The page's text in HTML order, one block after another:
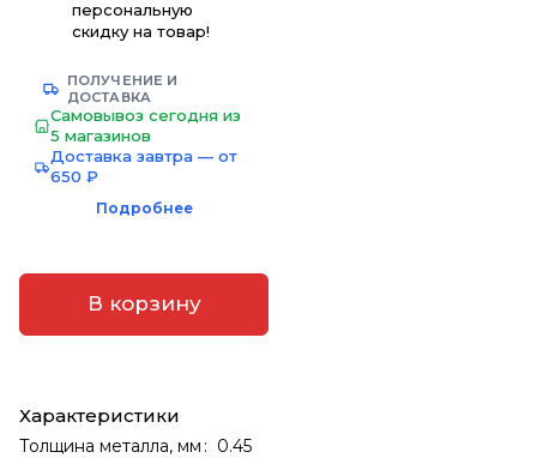
персональную
скидку на товар!
ПОЛУЧЕНИЕ И
ДОСТАВКА
Самовывоз сегодня из
5 магазинов
Доставка завтра — от
650 ₽
Подробнее
В корзину
Характеристики
Толщина металла, мм : 0.45